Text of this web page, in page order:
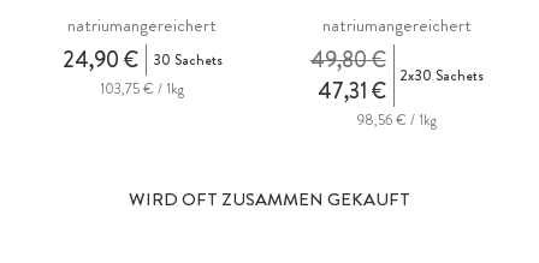
natriumangereichert
24,90 €
30 Sachets
103,75 € / 1kg
natriumangereichert
47,31 €
49,80 € 2x30 Sachets
98,56 € / 1kg
WIRD OFT ZUSAMMEN GEKAUFT